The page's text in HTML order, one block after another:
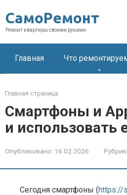
СамоРемонт
Ремонт квартиры своими руками
Главная Что
Главная страница
Смартфоны и
и
Опубликовано: 16.02.2026
Сегодня смартфоны (https://